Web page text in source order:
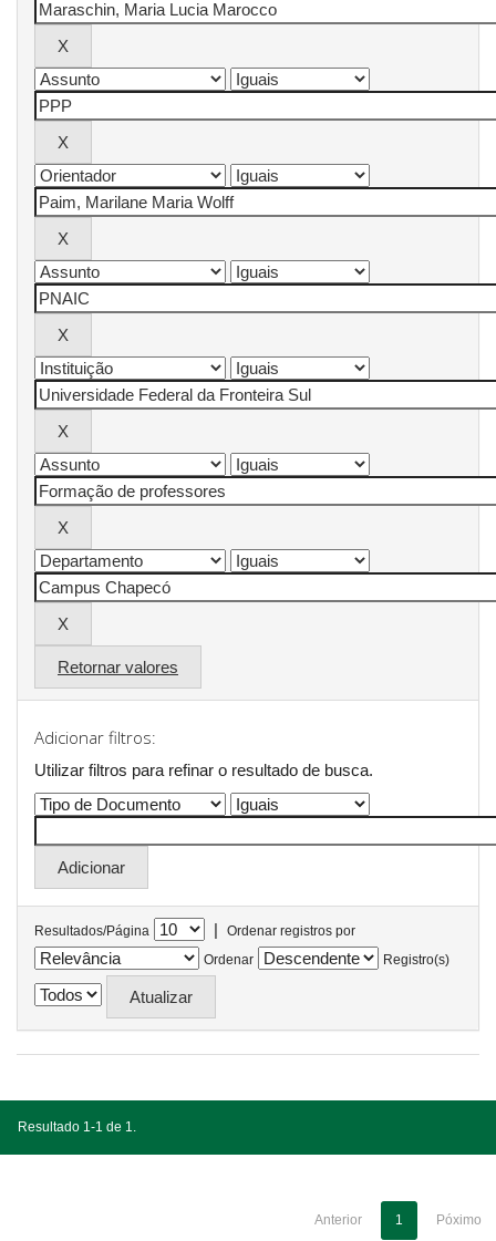
Retornar valores
Adicionar filtros:
Utilizar filtros para refinar o resultado de busca.
Resultados/Página |
Ordenar registros por
Ordenar
Registro(s)
Resultado 1-1 de 1.
Anterior 1 Póximo